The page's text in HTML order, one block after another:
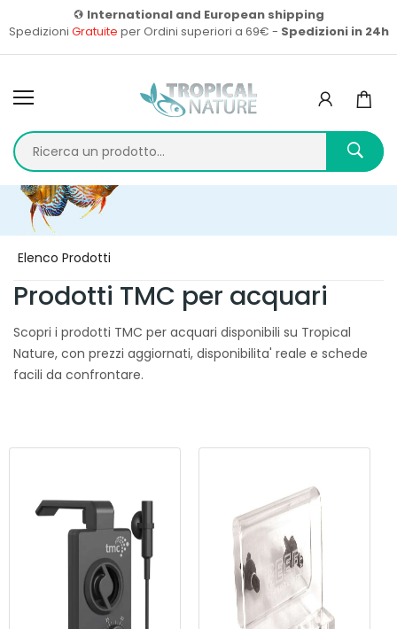
International and European shipping
Spedizioni Gratuite per Ordini superiori a 69€ - Spedizioni in 24h
Home Prodotti
Elenco Prodotti
Prodotti TMC per acquari
Scopri i prodotti TMC per acquari disponibili su Tropical
Nature, con prezzi aggiornati, disponibilita' reale e schede
facili da confrontare.